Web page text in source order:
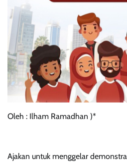
Oleh : Ilham Ramadhan )*
Ajakan untuk menggelar